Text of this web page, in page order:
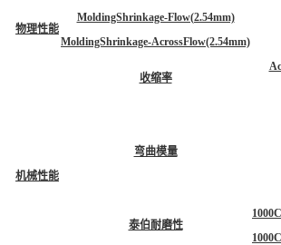
物理性能
MoldingShrinkage-Flow(2.54mm)
MoldingShrinkage-AcrossFlow(2.54mm)
收缩率
机械性能
弯曲模量
泰伯耐磨性